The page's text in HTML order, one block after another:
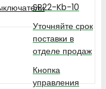
SP22-Kb-10
Уточняйте срок
поставки в
отделе продаж
Кнопка
управления